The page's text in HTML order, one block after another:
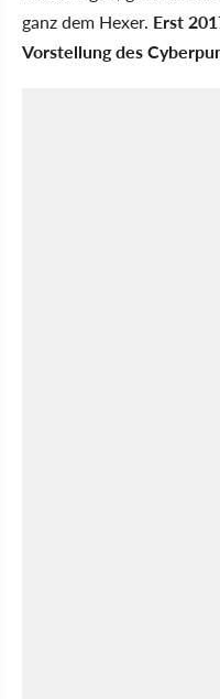
ganz dem Hexer. Erst
Vorstellung des